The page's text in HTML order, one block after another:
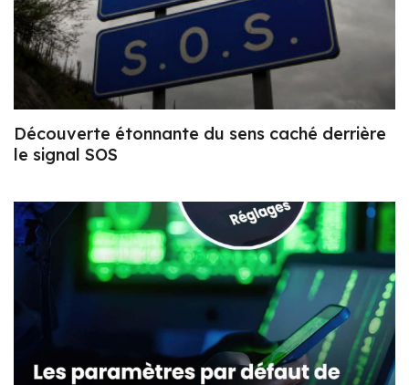
Découverte étonnante du sens caché derrière
le signal SOS